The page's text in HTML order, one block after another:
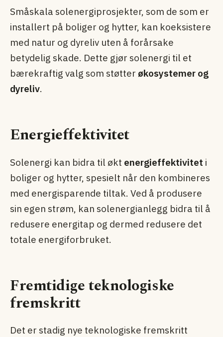
Småskala solenergiprosjekter, som de som er
installert på boliger og hytter, kan koeksistere
med natur og dyreliv uten å forårsake
betydelig skade. Dette gjør solenergi til et
bærekraftig valg som støtter økosystemer og
dyreliv.
Energieffektivitet
Solenergi kan bidra til økt energieffektivitet i
boliger og hytter, spesielt når den kombineres
med energisparende tiltak. Ved å produsere
sin egen strøm, kan solenergianlegg bidra til å
redusere energitap og dermed redusere det
totale energiforbruket.
Fremtidige teknologiske
fremskritt
Det er stadig nye teknologiske fremskritt